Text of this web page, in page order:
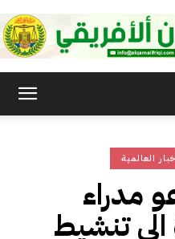
العالمية
مدراء
الى تنشيط